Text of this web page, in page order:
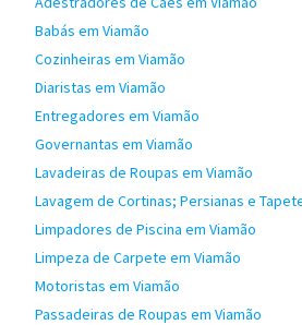
Babás em Viamão
Cozinheiras em Viamão
Diaristas em Viamão
Entregadores em Viamão
Governantas em Viamão
Lavadeiras de Roupas em Viamão
Lavagem de Cortinas; Persianas e
Limpadores de Piscina em Viamão
Limpeza de Carpete em Viamão
Motoristas em Viamão
Passadeiras de Roupas em Viamão